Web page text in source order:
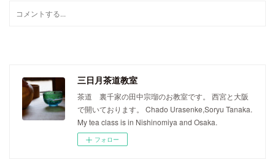
三日月茶道教室
茶道 裏千家の田中宗瑠のお教室です。 西宮と大阪
で開いております。 Chado Urasenke,Soryu Tanaka.
My tea class is in Nishinomiya and Osaka.
フォロー